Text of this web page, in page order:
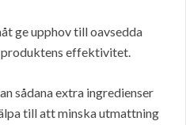
ge upphov till oavsedda
effektivitet.
sådana extra ingredienser
till att minska utmattning